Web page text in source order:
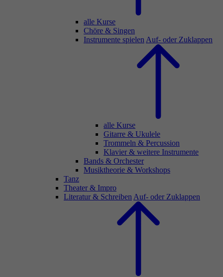
alle Kurse
Chöre & Singen
Instrumente spielen Auf- oder Zuklappen
alle Kurse
Gitarre & Ukulele
Trommeln & Percussion
Klavier & weitere Instrumente
Bands & Orchester
Musiktheorie & Workshops
Tanz
Theater & Impro
Literatur & Schreiben Auf- oder Zuklappen